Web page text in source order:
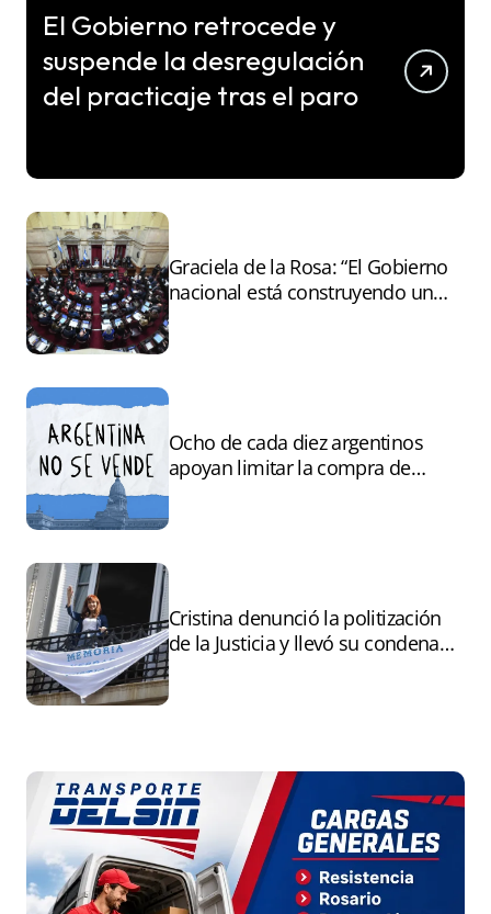
El Gobierno retrocede y
suspende la desregulación
del practicaje tras el paro
Graciela de la Rosa: “El Gobierno
nacional está construyendo un
Ocho de cada diez argentinos
apoyan limitar la compra de
Cristina denunció la politización
de la Justicia y llevó su condena